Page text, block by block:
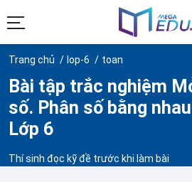
Trang chủ lop-6 toan
Bài tập trắc nghiệm
số. Phân số bằng
Lớp 6
Thí sinh đọc kỹ đề trước khi làm bài